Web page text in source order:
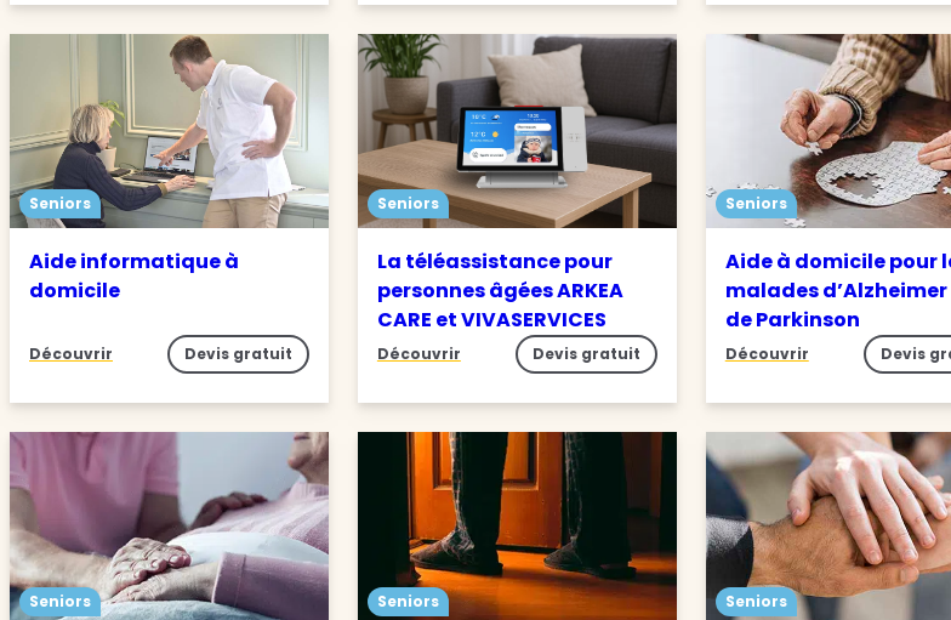
Seniors
Aide informatique à
domicile
Découvrir Devis gratuit
Seniors
La téléassistance pour
personnes âgées ARKEA
CARE et VIVASERVICES
Découvrir Devis gratuit
Seniors
Aide à domicile pour
malades d’Alzheimer
de Parkinson
Découvrir Devis
Seniors Seniors Seniors